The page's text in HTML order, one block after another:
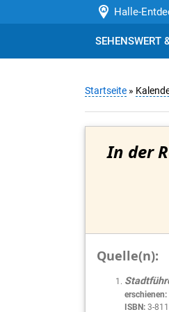
Halle-
SEHENSWERT
Startseite »
In der
Quelle(n):
erschienen:
ISBN: 3-